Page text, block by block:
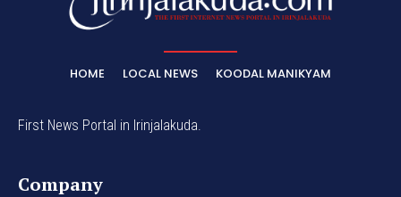
HOME LOCAL NEWS KOODAL MANIKYAM
First News Portal in Irinjalakuda.
Company